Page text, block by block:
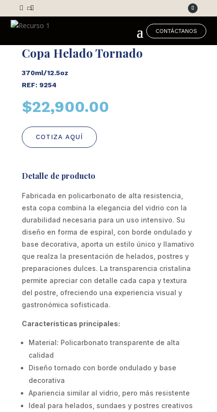
 
CONTÁCTANOS
Copa Helado Tornado
370ml/12.5oz
REF: 9254
$22,900.00
COTIZA AQUÍ
Detalle de producto
Fabricada en policarbonato de alta resistencia,
esta copa combina la elegancia del vidrio con la
durabilidad necesaria para un uso intensivo. Su
diseño en forma de espiral, con borde ondulado y
base decorativa, aporta un estilo único y llamativo
que realza la presentación de helados, postres y
preparaciones dulces. La transparencia cristalina
permite apreciar con detalle cada capa y textura
del postre, ofreciendo una experiencia visual y
gastronómica sofisticada.
Características principales:
Material: Policarbonato transparente de alta
calidad
Diseño tornado con borde ondulado y base
decorativa
Apariencia similar al vidrio, pero más resistente
Ideal para helados, sundaes y postres creativos